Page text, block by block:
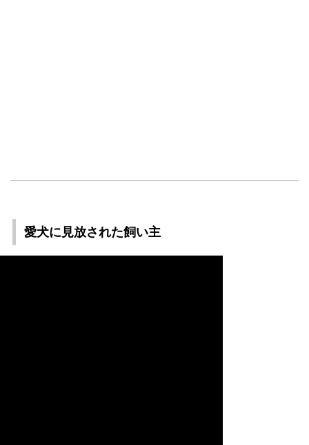
愛犬に見放された飼い主